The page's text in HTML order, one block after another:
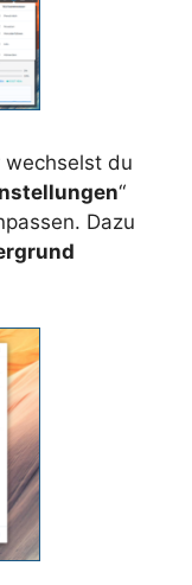
wechselst du
“
Dazu